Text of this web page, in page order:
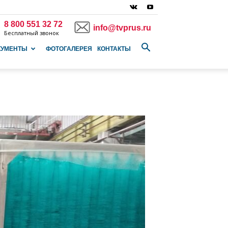
8 800 551 32 72
Бесплатный звонок
info@tvprus.ru
ФОТОГАЛЕРЕЯ КОНТАКТЫ